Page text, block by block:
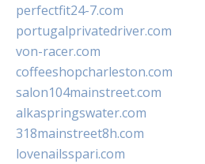
perfectfit24-7.com
portugalprivatedriver.com
von-racer.com
coffeeshopcharleston.com
salon104mainstreet.com
alkaspringswater.com
318mainstreet8h.com
lovenailsspari.com